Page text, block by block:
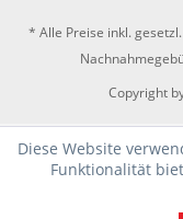
* Alle Preise inkl.
Copyright
Diese Website
Funktionalität